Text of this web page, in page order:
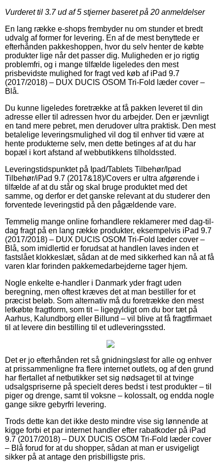
Vurderet til 3.7ud af 5 stjerner baseret på 20 anmeldelser
En lang række e-shops frembyder nu om stunder et bredt
udvalg af former for levering. En af de mest benyttede er
efterhånden pakkeshoppen, hvor du selv henter de købte
produkter lige når det passer dig. Muligheden er jo rigtig
problemfri, og i mange tilfælde ligeledes den mest
prisbevidste mulighed for fragt ved køb af iPad 9.7
(2017/2018) – DUX DUCIS OSOM Tri-Fold læder cover –
Blå.
Du kunne ligeledes foretrække at få pakken leveret til din
adresse eller til adressen hvor du arbejder. Den er jævnligt
en tand mere pebret, men derudover ultra praktisk. Den mest
betalelige leveringsmulighed vil dog til enhver tid være at
hente produkterne selv, men dette betinges af at du har
bopæl i kort afstand af webbutikkens tilholdssted.
Leveringstidspunktet på Ipad/Tablets Tilbehør/Ipad
Tilbehør/iPad 9.7 (2017&18)/Covers er ultra afgørende i
tilfælde af at du står og skal bruge produktet med det
samme, og derfor er det ganske relevant at du studerer den
forventede leveringstid på den pågældende vare.
Temmelig mange online forhandlere reklamerer med dag-til-
dag fragt på en lang række produkter, eksempelvis iPad 9.7
(2017/2018) – DUX DUCIS OSOM Tri-Fold læder cover –
Blå, som imidlertid er forudsat at handlen laves inden et
fastslået klokkeslæt, sådan at de med sikkerhed kan nå at få
varen klar forinden pakkemedarbejderne tager hjem.
Nogle enkelte e-handler i Danmark yder fragt uden
beregning, men oftest kræves det at man bestiller for et
præcist beløb. Som alternativ må du foretrække den mest
letkøbte fragtform, som tit – ligegyldigt om du bor tæt på
Aarhus, Kalundborg eller Billund – vil blive at få fragtfirmaet
til at levere din bestilling til et udleveringssted.
Det er jo efterhånden ret så gnidningsløst for alle og enhver
at prissammenligne fra flere internet outlets, og af den grund
har flertallet af netbutikker set sig nødsaget til at tvinge
udsalgspriserne på specielt deres bedst i test produkter – til
piger og drenge, samt til voksne – kolossalt, og endda nogle
gange sikre gebyrfri levering.
Trods dette kan det ikke desto mindre vise sig lønnende at
kigge forbi et par internet handler efter rabatkoder på iPad
9.7 (2017/2018) – DUX DUCIS OSOM Tri-Fold læder cover
– Blå forud for at du shopper, sådan at man er usvigeligt
sikker på at antage den prisbilligste pris.